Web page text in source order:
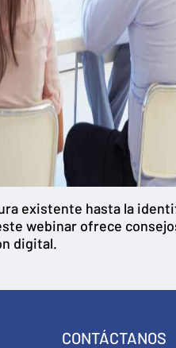
existente hasta la
webinar ofrece
digital.
CONTÁCTANOS